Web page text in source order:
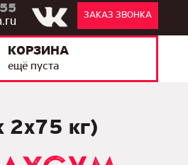
ЗАКАЗ ЗВОНКА
КОРЗИНА
ещё пуста
2х75 кг)